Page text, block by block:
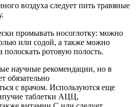
воздуха следует пить травяные
промывать носоглотку: можно
или содой, а также можно
полоскать ротовую полость.
научные рекомендации, но в
обязательно
с врачом. Используются еще
таблетки АЦЦ,